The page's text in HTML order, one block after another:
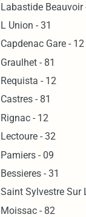
Labastide Beauvoir
L Union - 31
Capdenac Gare - 12
Graulhet - 81
Requista - 12
Castres - 81
Rignac - 12
Lectoure - 32
Pamiers - 09
Bessieres - 31
Saint Sylvestre Sur
Moissac - 82